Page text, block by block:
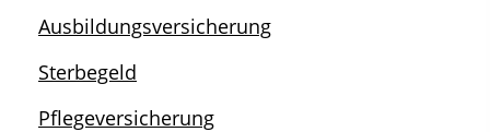
Ausbildungsversicherung
Sterbegeld
Pflegeversicherung